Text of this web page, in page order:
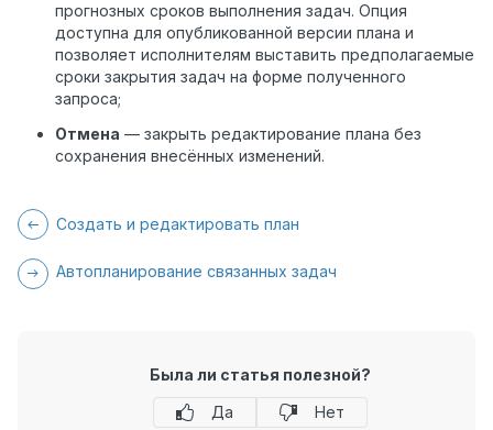
прогнозных сроков выполнения задач. Опция
доступна для опубликованной версии плана и
позволяет исполнителям выставить предполагаемые
сроки закрытия задач на форме полученного
запроса;
Отмена — закрыть редактирование плана без
сохранения внесённых изменений.
Создать и редактировать план
Автопланирование связанных задач
Была ли статья полезной?
Да
Нет